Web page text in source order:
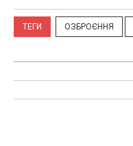
ТЕГИ ОЗБРОЄННЯ